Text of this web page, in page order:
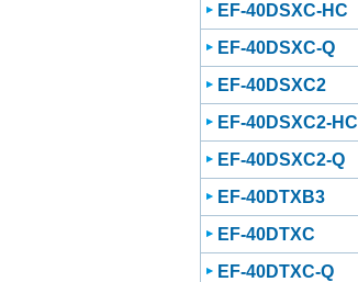
EF-40DSXC-HC
EF-40DSXC-Q
EF-40DSXC2
EF-40DSXC2-HC
EF-40DSXC2-Q
EF-40DTXB3
EF-40DTXC
EF-40DTXC-Q